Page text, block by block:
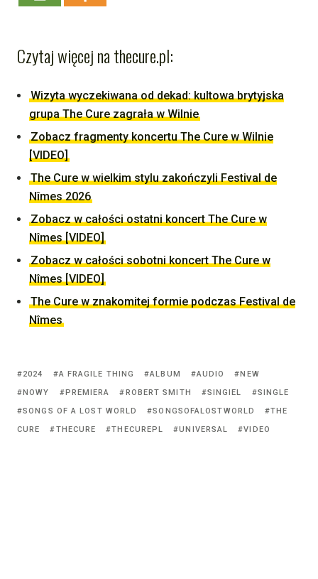
Czytaj więcej na thecure.pl:
Wizyta wyczekiwana od dekad: kultowa brytyjska
grupa The Cure zagrała w Wilnie
Zobacz fragmenty koncertu The Cure w Wilnie
[VIDEO]
The Cure w wielkim stylu zakończyli Festival de
Nîmes 2026
Zobacz w całości ostatni koncert The Cure w
Nîmes [VIDEO]
Zobacz w całości sobotni koncert The Cure w
Nîmes [VIDEO]
The Cure w znakomitej formie podczas Festival de
Nîmes
Tagged
with:
2024 A FRAGILE THING ALBUM AUDIO
NEW
NOWY
PREMIERA ROBERT SMITH SINGIEL
SINGLE
SONGS OF A LOST WORLD
SONGSOFALOSTWORLD
THE
CURE
THECURE THECUREPL UNIVERSAL VIDEO